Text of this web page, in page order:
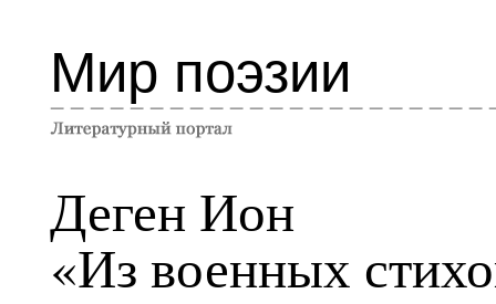
Мир поэзии
Деген Ион
«Из военных